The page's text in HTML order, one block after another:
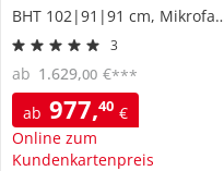
BHT
3
ab 977,40 €
Online zum
Kundenkartenpreis
ab 1.629,00 €***